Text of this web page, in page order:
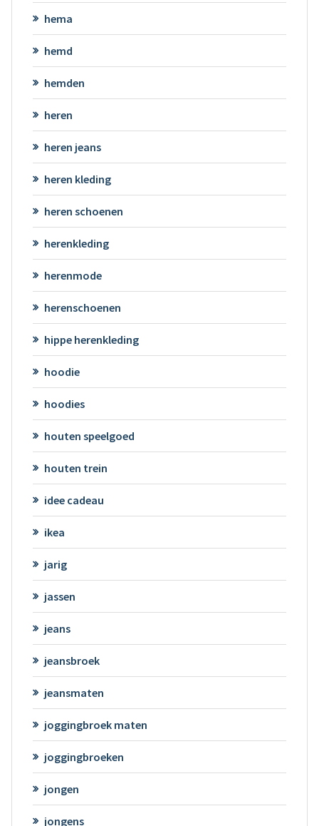
hema
hemd
hemden
heren
heren jeans
heren kleding
heren schoenen
herenkleding
herenmode
herenschoenen
hippe herenkleding
hoodie
hoodies
houten speelgoed
houten trein
idee cadeau
ikea
jarig
jassen
jeans
jeansbroek
jeansmaten
joggingbroek maten
joggingbroeken
jongen
jongens